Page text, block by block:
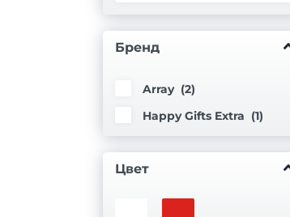
Бренд
Array (2)
Happy Gifts Extra (1)
Цвет